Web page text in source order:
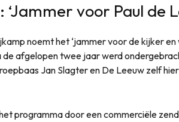
voor Paul de
noemt het ‘jammer voor de kijker
afgelopen twee jaar werd
Jan Slagter en De Leeuw zelf
programma door een commerciële